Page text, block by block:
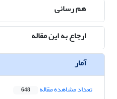
هم رسانی
ارجاع به این مقاله
آمار
تعداد مشاهده مقاله 648